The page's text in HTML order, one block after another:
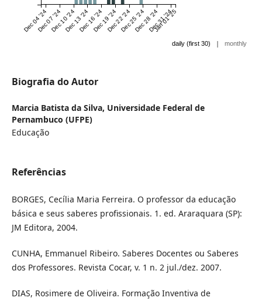
Dec 04 '24Dec 07 '24Dec 10 '24Dec 13 '24Dec 16 '24Dec 19 '24Dec 22 '24Dec 25 '24Dec 28 '24Dec 31 '24
Jan 01 '25
daily (first 30) | monthly
Biografia do Autor
Marcia Batista da Silva, Universidade Federal de
Pernambuco (UFPE)
Educação
Referências
BORGES, Cecília Maria Ferreira. O professor da educação
básica e seus saberes profissionais. 1. ed. Araraquara (SP):
JM Editora, 2004.
CUNHA, Emmanuel Ribeiro. Saberes Docentes ou Saberes
dos Professores. Revista Cocar, v. 1 n. 2 jul./dez. 2007.
DIAS, Rosimere de Oliveira. Formação Inventiva de